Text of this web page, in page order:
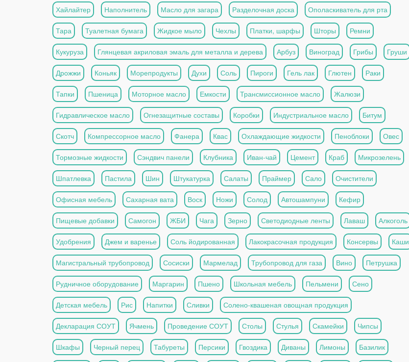
Хайлайтер Наполнитель Масло для загара Разделочная доска Ополаскиватель для рта
Тара Туалетная бумага Жидкое мыло Чехлы Платки, шарфы Шторы Ремни
Кукуруза Глянцевая акриловая эмаль для металла и дерева Арбуз Виноград Грибы Груши
Дрожжи Коньяк Морепродукты Духи Соль Пироги Гель лак Глютен Раки
Тапки Пшеница Моторное масло Емкости Трансмиссионное масло Жалюзи
Гидравлическое масло Огнезащитные составы Коробки Индустриальное масло Битум
Скотч Компрессорное масло Фанера Квас Охлаждающие жидкости Пеноблоки Овес
Тормозные жидкости Сэндвич панели Клубника Иван-чай Цемент Краб Микрозелень
Шпатлевка Пастила Шин Штукатурка Салаты Праймер Сало Очистители
Офисная мебель Сахарная вата Воск Ножи Солод Автошампуни Кефир
Пищевые добавки Самогон ЖБИ Чага Зерно Светодиодные ленты Лаваш Алкоголь
Удобрения Джем и варенье Соль йодированная Лакокрасочная продукция Консервы Каши
Магистральный трубопровод Сосиски Мармелад Трубопровод для газа Вино Петрушка
Рудничное оборудование Маргарин Пшено Школьная мебель Пельмени Сено
Детская мебель Рис Напитки Сливки Солено-квашеная овощная продукция
Декларация СОУТ Ячмень Проведение СОУТ Столы Стулья Скамейки Чипсы
Шкафы Черный перец Табуреты Персики Гвоздика Диваны Лимоны Базилик